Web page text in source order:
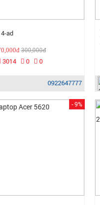
ad
300,000đ
3014 0 0
0922647777
- 9%